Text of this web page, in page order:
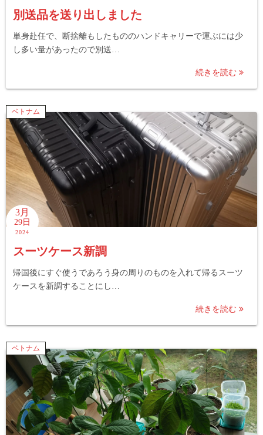
別送品を送り出しました
単身赴任で、断捨離もしたもののハンドキャリーで運ぶには少
し多い量があったので別送…
続きを読む
ベトナム
3月
29日
2024
スーツケース新調
帰国後にすぐ使うであろう身の周りのものを入れて帰るスーツ
ケースを新調することにし…
続きを読む
ベトナム